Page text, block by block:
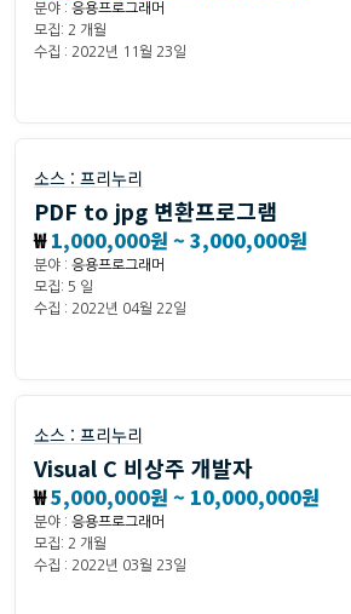
분야 : 응용프로그래머
모집: 2 개월
수집 : 2022년 11월 23일
소스 : 프리누리
PDF to jpg 변환프로그램
₩1,000,000원 ~ 3,000,000원
분야 : 응용프로그래머
모집: 5 일
수집 : 2022년 04월 22일
소스 : 프리누리
Visual C 비상주 개발자
₩5,000,000원 ~ 10,000,000원
분야 : 응용프로그래머
모집: 2 개월
수집 : 2022년 03월 23일